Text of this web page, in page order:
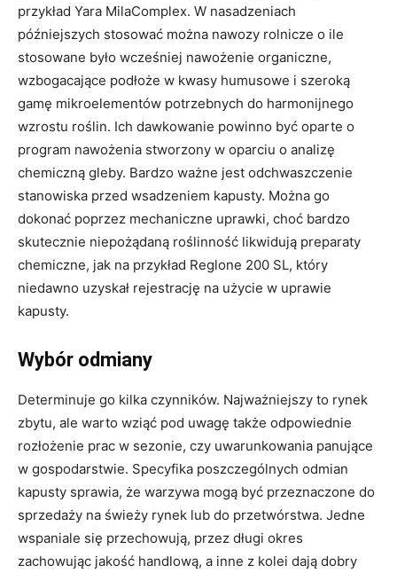
przykład Yara MilaComplex. W nasadzeniach
późniejszych stosować można nawozy rolnicze o ile
stosowane było wcześniej nawożenie organiczne,
wzbogacające podłoże w kwasy humusowe i szeroką
gamę mikroelementów potrzebnych do harmonijnego
wzrostu roślin. Ich dawkowanie powinno być oparte o
program nawożenia stworzony w oparciu o analizę
chemiczną gleby. Bardzo ważne jest odchwaszczenie
stanowiska przed wsadzeniem kapusty. Można go
dokonać poprzez mechaniczne uprawki, choć bardzo
skutecznie niepożądaną roślinność likwidują preparaty
chemiczne, jak na przykład Reglone 200 SL, który
niedawno uzyskał rejestrację na użycie w uprawie
kapusty.
Wybór odmiany
Determinuje go kilka czynników. Najważniejszy to rynek
zbytu, ale warto wziąć pod uwagę także odpowiednie
rozłożenie prac w sezonie, czy uwarunkowania panujące
w gospodarstwie. Specyfika poszczególnych odmian
kapusty sprawia, że warzywa mogą być przeznaczone do
sprzedaży na świeży rynek lub do przetwórstwa. Jedne
wspaniale się przechowują, przez długi okres
zachowując jakość handlową, a inne z kolei dają dobry